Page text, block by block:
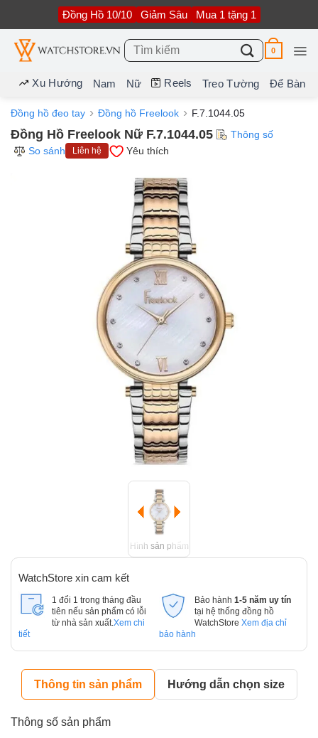
nội
dung
Đồng Hồ 10/10 Giảm Sâu Mua 1 tặng 1
Tìm
kiếm:
0
Xu Hướng Nam Nữ Reels Treo Tường Để Bàn
Đồng hồ đeo tay Đồng hồ Freelook F.7.1044.05
Đồng Hồ Freelook Nữ F.7.1044.05
Thông số
So sánh
Liên hệ Yêu thích
Hình sản phẩm
WatchStore xin cam kết
1 đổi 1 trong tháng đầu
tiên nếu sản phẩm có lỗi
từ nhà sản xuất. Xem chi
tiết
Bảo hành 1-5 năm uy tín
tại hệ thống đồng hồ
WatchStore Xem địa chỉ
bảo hành
Thông tin sản phẩm Hướng dẫn chọn size
Thông số sản phẩm